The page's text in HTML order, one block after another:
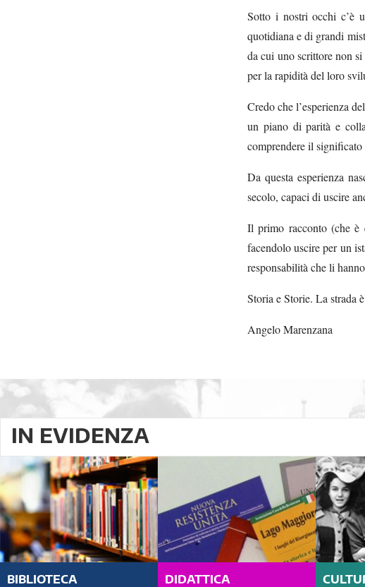
Sotto i nostri occhi c’è
quotidiana e di grandi
da cui uno scrittore non
per la rapidità del loro
Credo che l’esperienza
un piano di parità e
comprendere il
Da questa esperienza
secolo, capaci di uscire
Il primo racconto (che è
facendolo uscire per un
responsabilità che li
Storia e Storie. La strada
Angelo Marenzana
IN EVIDENZA
BIBLIOTECA DIDATTICA